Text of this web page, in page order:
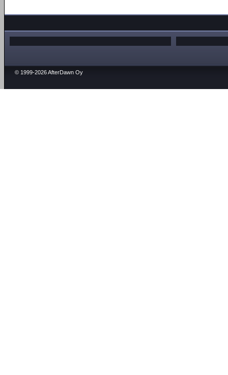
© 1999-2026 AfterDawn Oy